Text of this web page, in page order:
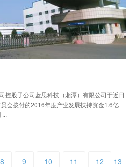
控股子公司蓝思科技（湘潭）有限公司于近日
会拨付的2016年度产业发展扶持资金1.6亿
...
8 9 10 11 12 13